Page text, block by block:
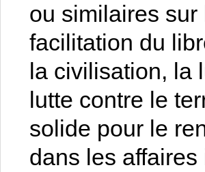
ou similaires
facilitation du
la civilisation, la
lutte contre le
solide pour le
dans les